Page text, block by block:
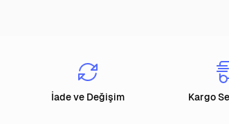
İade ve Değişim Kargo